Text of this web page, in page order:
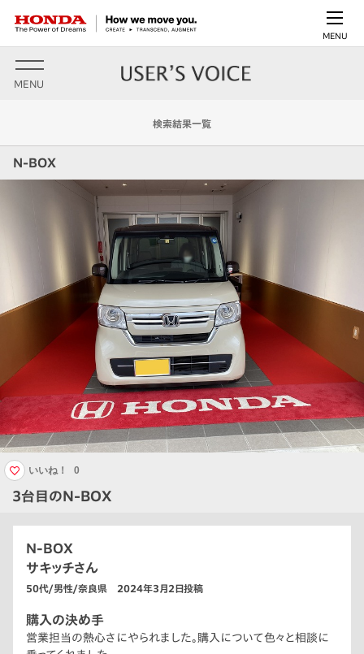
MENU
MENU
検索結果一覧
N-BOX
3台目のN-BOX
いいね！ 0
N-BOX
サキッチさん
50代/男性/奈良県 2024年3月2日投稿
購入の決め手
営業担当の熱心さにやられました。購入について色々と相談に